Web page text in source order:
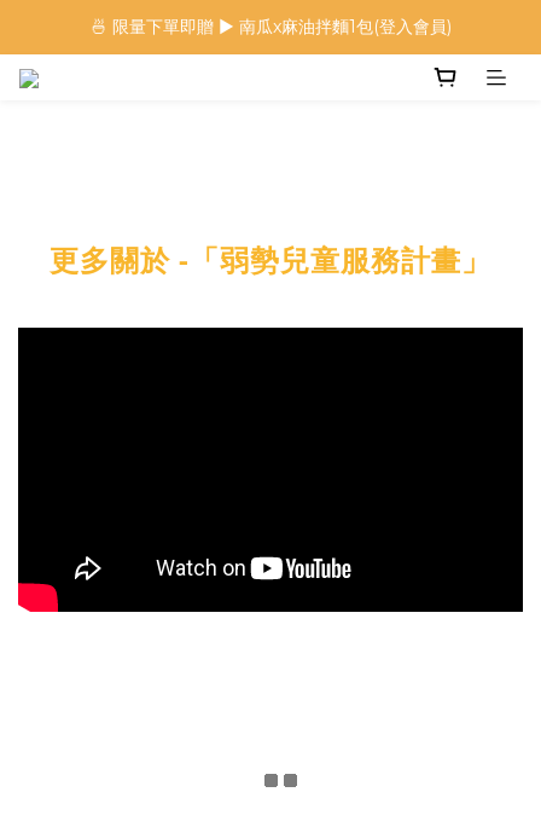
🍜 限量下單即贈 ▶︎ 南瓜x麻油拌麵1包(登入會員)
🍜 限量下單即贈 ▶︎ 南瓜x麻油拌麵1包(登入會員)
更多關於 -「弱勢兒童服務計畫」